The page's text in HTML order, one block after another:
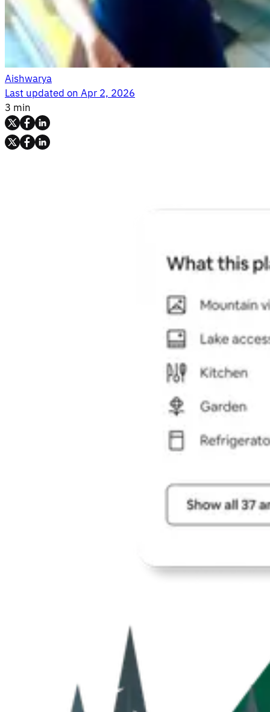
Aishwarya
Last updated onApr 2, 2026
3 min